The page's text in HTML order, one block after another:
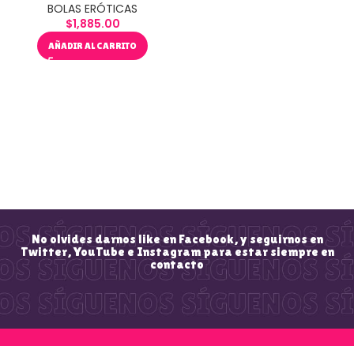
BOLAS ERÓTICAS
$1,885.00
AÑADIR AL CARRITO
No olvides darnos like en Facebook, y seguirnos en
Twitter, YouTube e Instagram para estar siempre en
contacto